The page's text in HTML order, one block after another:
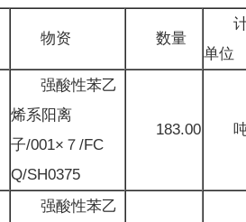
物资 数量
单位
强酸性苯乙
烯系阳离
子/001×７/FC
Q/SH0375
183.00
强酸性苯乙